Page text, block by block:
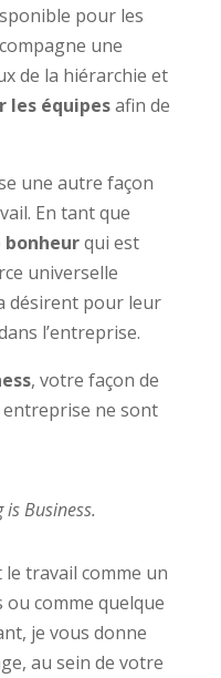
pour les
une
de la hiérarchie et
les équipesafin de
une autre façon
En tant que
bonheurqui est
universelle
désirent pour leur
l’entreprise.
, votre façon de
ne sont
Business.
le travail comme un
comme quelque
je vous donne
au sein de votre